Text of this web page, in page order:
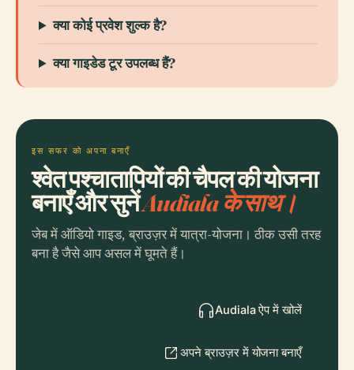
क्या कोई प्रवेश शुल्क है?
क्या गाइडेड टूर उपलब्ध हैं?
इस सफर को अपना बनाएँ
श्वेत पश्चातापियों की चैपल की योजना
बनाएँ और सुनेंAudiala के साथ।
जेब में ऑडियो गाइड, ब्राउज़र में यात्रा-योजना। ठीक उसी तरह
बना है जैसे आप असल में घूमते हैं।
Audiala ऐप में खोलें
अपने ब्राउज़र में योजना बनाएँ